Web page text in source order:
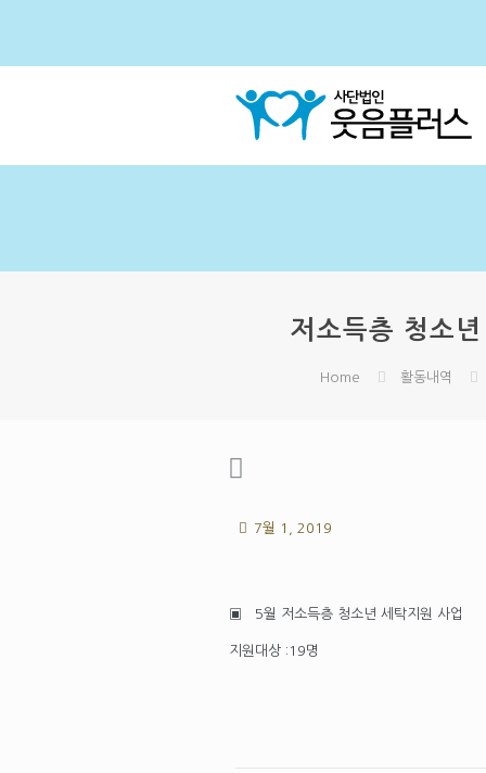
저소득층 청소
Home 활동내역
7월 1, 2019
▣ 5월 저소득층 청소년 세탁지원 사업
지원대상 :19명